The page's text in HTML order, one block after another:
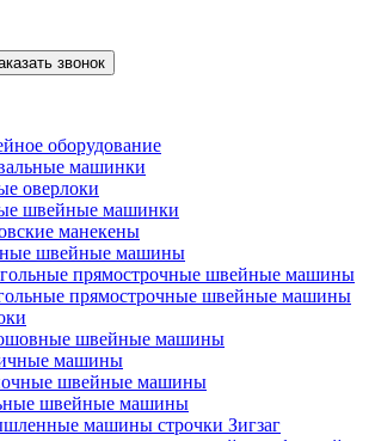
звонок
оборудование
машинки
оверлоки
швейные машинки
манекены
швейные машины
прямострочные швейные машины
прямострочные швейные машины
швейные машины
машины
швейные машины
швейные машины
машины строчки Зигзаг